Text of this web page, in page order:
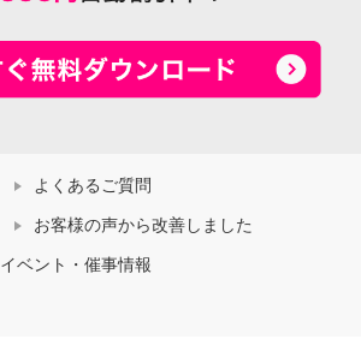
よくあるご質問
お客様の声から改善しました
イベント・催事情報